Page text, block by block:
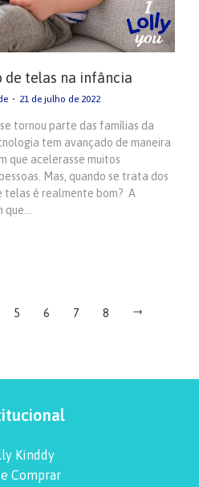
de telas na infância
21 de julho de 2022
tornou parte das famílias da
tem avançado de maneira
que acelerasse muitos
Mas, quando se trata dos
telas é realmente bom? A
5 6 7 8
Kinddy
Comprar